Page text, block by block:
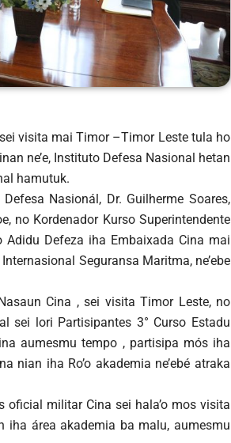
visita mai Timor –Timor Leste tula ho
ne’e, Instituto Defesa Nasional hetan
hamutuk.
Nasionál, Dr. Guilherme Soares,
no Kordenador Kurso Superintendente
Adidu Defeza iha Embaixada Cina mai
Seguransa Maritma, ne’ebe
Cina , sei visita Timor Leste, no
sei lori Partisipantes 3° Curso Estadu
aumesmu tempo , partisipa mós iha
nian iha Ro’o akademia ne’ebé atraka
militar Cina sei hala’o mos visita
iha área akademia ba malu, aumesmu